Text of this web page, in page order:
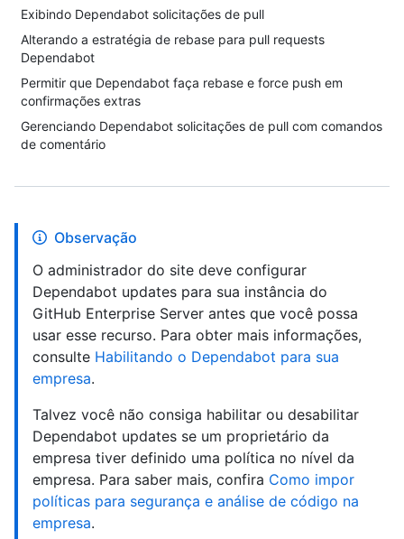
Exibindo Dependabot solicitações de pull
Alterando a estratégia de rebase para pull requests
Dependabot
Permitir que Dependabot faça rebase e force push em
confirmações extras
Gerenciando Dependabot solicitações de pull com comandos
de comentário
Observação
O administrador do site deve configurar
Dependabot updates para sua instância do
GitHub Enterprise Server antes que você possa
usar esse recurso. Para obter mais informações,
consulte Habilitando o Dependabot para sua
empresa.
Talvez você não consiga habilitar ou desabilitar
Dependabot updates se um proprietário da
empresa tiver definido uma política no nível da
empresa. Para saber mais, confira Como impor
políticas para segurança e análise de código na
empresa.